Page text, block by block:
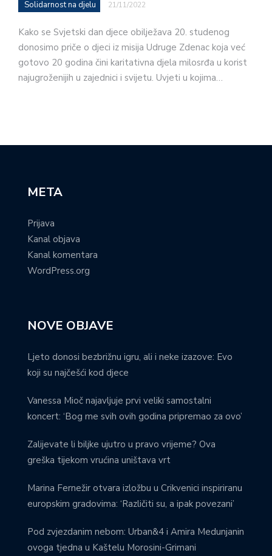
Solidarnost na djelu 21/11/2022
Kako se Svjetski dan djece obilježava 20. studenog
donosimo priče o djeci iz misija Udruge Zdenac koja već
gotovo 20 godina čini karitativna djela milosrđa u korist
najugroženijih u zajednici i svijetu. Uvjeti u kojima…
META
Prijava
Kanal objava
Kanal komentara
WordPress.org
NOVE OBJAVE
Ljeto donosi bezbrižnu igru, ali i neke izazove: Evo
koji su najčešći kod djece
Vanessa Mioč najavljuje prvi veliki samostalni
koncert: ‘Bog me svih ovih godina pripremao za ovo’
Zalijevate li biljke ujutro u pravo vrijeme? Ova
greška tijekom vrućina uništava vrt
Marina Fernežir otvara izložbu u Crikvenici inspiriranu
europskim gradovima: ‘Različiti su, a ipak povezani’
Pod zvjezdanim nebom: Urban&4 i Amira Medunjanin
ovoga tjedna u Kaštelu Morosini-Grimani